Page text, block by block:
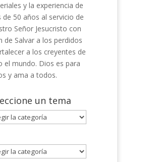
y la experiencia de
de 50 años al servicio de
Señor Jesucristo con
de Salvar a los perdidos
a los creyentes de
el mundo. Dios es para
y ama a todos.
un tema